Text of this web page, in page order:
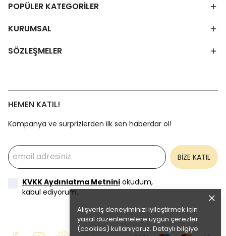
Alışveriş deneyiminizi iyileştirmek için
yasal düzenlemelere uygun çerezler
(cookies) kullanıyoruz. Detaylı bilgiye
POPÜLER KATEGORİLER
KURUMSAL
SÖZLEŞMELER
HEMEN KATIL!
Kampanya ve sürprizlerden ilk sen haberdar ol!
BİZE KATIL
KVKK Aydınlatma Metnini okudum,
kabul ediyorum.